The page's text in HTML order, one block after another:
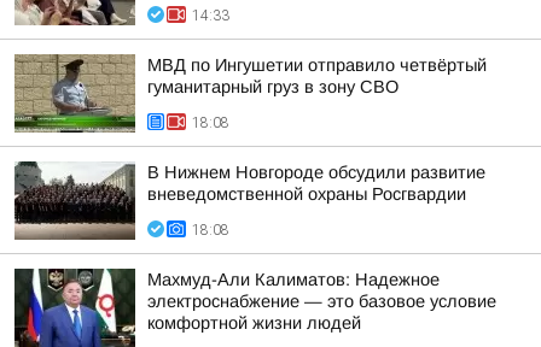
14:33
МВД по Ингушетии отправило четвёртый
гуманитарный груз в зону СВО
18:08
В Нижнем Новгороде обсудили развитие
вневедомственной охраны Росгвардии
18:08
Махмуд-Али Калиматов: Надежное
электроснабжение — это базовое условие
комфортной жизни людей